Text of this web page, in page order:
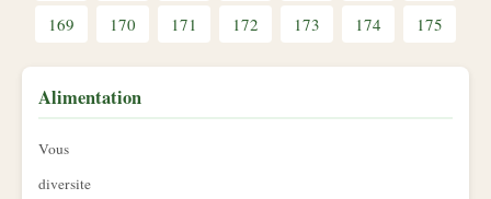
169
170 171 172 173 174 175
Alimentation
Vous
diversite